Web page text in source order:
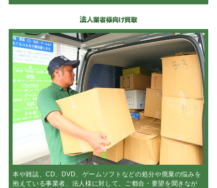
本や雑誌、CD、DVD、ゲームソフトなどの処分や廃棄の悩みを
抱えている事業者、法人様に対して、ご都合・要望を聞きなが